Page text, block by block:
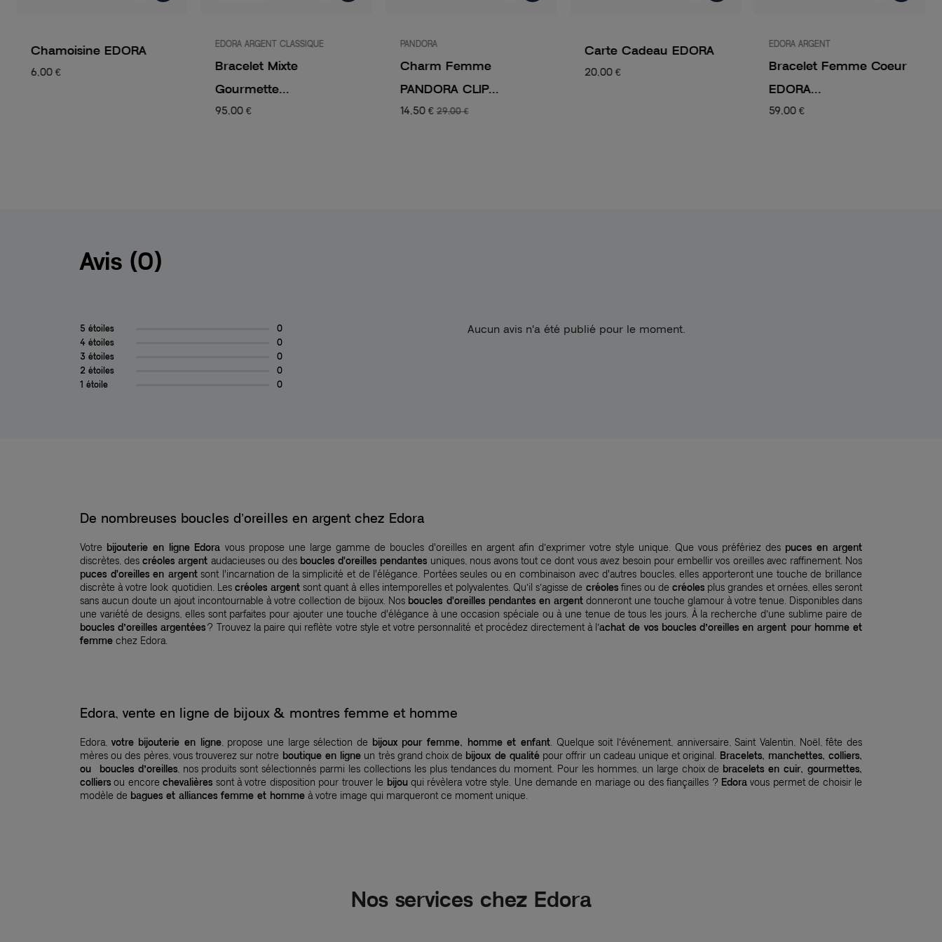
Chamoisine EDORA
6,00 €
EDORA ARGENT CLASSIQUE
Bracelet Mixte
Gourmette...
95,00 €
PANDORA
Charm Femme
PANDORA CLIP...
14,50 €29,00 €
Carte Cadeau EDORA
20,00 €
EDORA ARGENT
Bracelet Femme Coeur
EDORA...
59,00 €
Avis (0)
5 étoiles
0
4 étoiles
0
3 étoiles
0
2 étoiles
0
1 étoile
0
Aucun avis n'a été publié pour le moment.
De nombreuses boucles d’oreilles en argent chez Edora
Votre bijouterie en ligne Edora vous propose une large gamme de boucles d'oreilles en argent afin d’exprimer votre style unique. Que vous préfériez des puces en argent
discrètes, descréoles argent audacieuses ou des boucles d'oreilles pendantes uniques, nous avons tout ce dont vous avez besoin pour embellir vos oreilles avec raffinement. Nos
puces d'oreilles en argentsont l'incarnation de la simplicité et de l'élégance. Portées seules ou en combinaison avec d'autres boucles, elles apporteront une touche de brillance
discrète à votre look quotidien. Les créoles argent sont quant à elles intemporelles et polyvalentes. Qu’il s’agisse de créolesfines ou decréoles plus grandes et ornées, elles seront
sans aucun doute un ajout incontournable à votre collection de bijoux. Nos boucles d'oreilles pendantes en argentdonneront une touche glamour à votre tenue. Disponibles dans
une variété de designs, elles sont parfaites pour ajouter une touche d'élégance à une occasion spéciale ou à une tenue de tous les jours. À la recherche d’une sublime paire de
boucles d’oreilles argentées? Trouvez la paire qui reflète votre style et votre personnalité et procédez directement à l’achat de vos boucles d’oreilles en argent pour homme et
femme chez Edora.
Edora, vente en ligne de bijoux & montres femme et homme
Edora, votre bijouterie en ligne, propose une large sélection de bijoux pour femme, homme et enfant. Quelque soit l’événement, anniversaire, Saint Valentin, Noël, fête des
mères ou des pères, vous trouverez sur notre boutique en ligne un très grand choix de bijoux de qualitépour offrir un cadeau unique et original. Bracelets, manchettes, colliers,
ou boucles d’oreilles, nos produits sont sélectionnés parmi les collections les plus tendances du moment. Pour les hommes, un large choix de bracelets en cuir, gourmettes,
colliers ou encorechevalières sont à votre disposition pour trouver le bijouqui révèlera votre style. Une demande en mariage ou des fiançailles ? Edoravous permet de choisir le
modèle de bagues et alliances femme et homme à votre image qui marqueront ce moment unique.
Nos services chez Edora